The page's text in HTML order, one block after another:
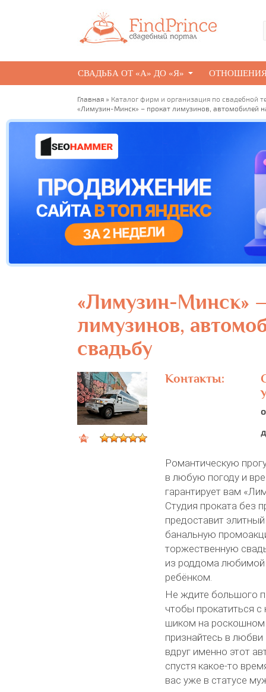
СВАДЬБА ОТ «А» ДО «Я»
Главная » Каталог фирм и организация по свадебной
«Лимузин-Минск» – прокат лимузинов, автомобилей
«Лимузин-Минск»
лимузинов,
свадьбу
Контакты:
Романтическую
в любую погоду и
гарантирует вам
Студия проката без
предоставит
банальную
торжественную
из роддома
ребёнком.
Не ждите большого
чтобы прокатиться
шиком на роскошном
признайтесь в
вдруг именно этот
спустя какое-то
вас уже в статусе